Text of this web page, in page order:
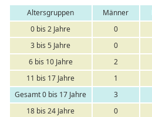
Altersgruppen Männer
0 bis 2 Jahre
0
3 bis 5 Jahre
0
6 bis 10 Jahre
2
11 bis 17 Jahre
1
Gesamt 0 bis 17 Jahre
3
18 bis 24 Jahre
0